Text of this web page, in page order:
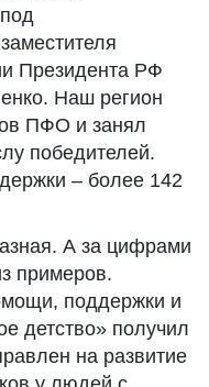
Президента РФ
Наш регион
ПФО и занял
победителей.
– более 142
А за цифрами
примеров.
поддержки и
детство» получил
на развитие